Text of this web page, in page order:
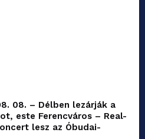
08. – Délben lezárják a
este Ferencváros – Real-
lesz az Óbudai-